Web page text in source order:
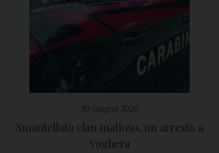
30 Giugno 2020
Smantellato clan mafioso, un arresto a
Voghera